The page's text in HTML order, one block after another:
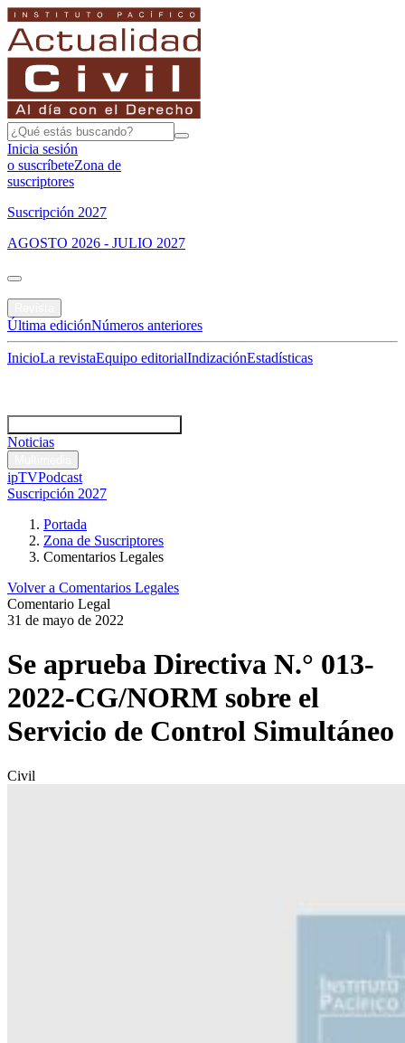
Inicia sesión
o suscríbeteZona de
suscriptores
Suscripción 2027
AGOSTO 2026 - JULIO 2027
Última ediciónNúmeros anteriores
InicioLa revistaEquipo editorialIndizaciónEstadísticas
Noticias
ipTVPodcast
Suscripción 2027
Portada
Zona de Suscriptores
Comentarios Legales
Volver a Comentarios Legales
Comentario Legal
31 de mayo de 2022
Se aprueba Directiva N.° 013-
2022-CG/NORM sobre el
Servicio de Control Simultáneo
Civil